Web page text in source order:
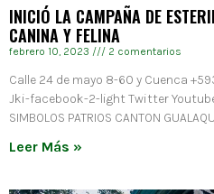
INICIÓ LA CAMPAÑA DE
CANINA Y FELINA
febrero 10, 2023 2 comentarios
Calle 24 de mayo 8-60 y Cuenca
Jki-facebook-2-light Twitter Youtube
SIMBOLOS PATRIOS CANTON
Leer Más »